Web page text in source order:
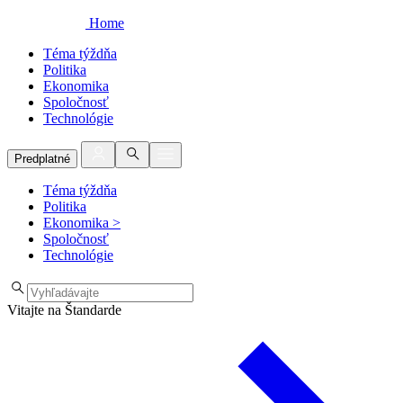
Home
Téma týždňa
Politika
Ekonomika
Spoločnosť
Technológie
Predplatné
Téma týždňa
Politika
Ekonomika >
Spoločnosť
Technológie
Vitajte na Štandarde